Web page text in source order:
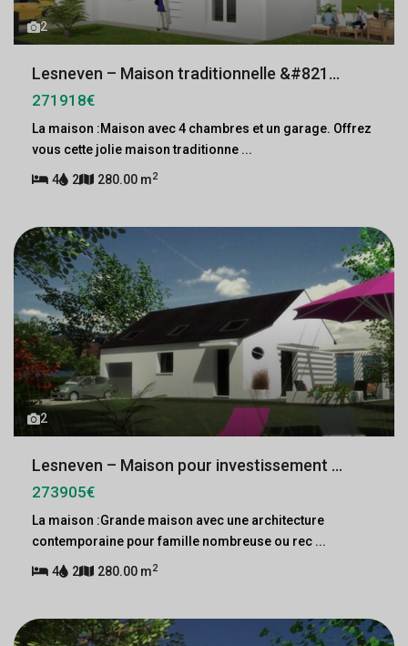
2
Lesneven – Maison traditionnelle &#821...
271918€
La maison :Maison avec 4 chambres et un garage. Offrez
vous cette jolie maison traditionne ...
4 2 280.00 m2
2
Lesneven – Maison pour investissement ...
273905€
La maison :Grande maison avec une architecture
contemporaine pour famille nombreuse ou rec ...
4 2 280.00 m2